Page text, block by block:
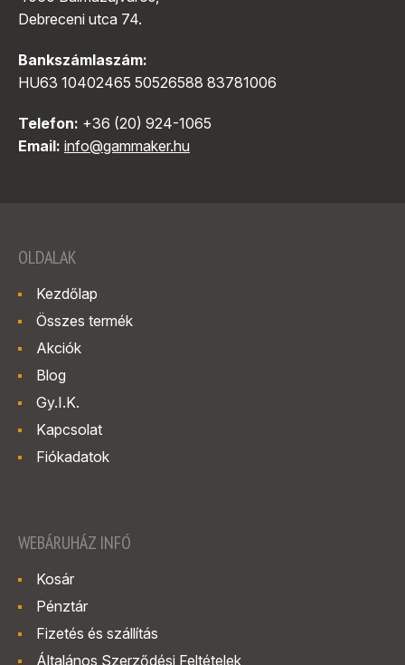
Debreceni utca 74.
Bankszámlaszám:
HU63 10402465 50526588 83781006
Telefon: +36 (20) 924-1065
Email: info@gammaker.hu
OLDALAK
Kezdőlap
Összes termék
Akciók
Blog
Gy.I.K.
Kapcsolat
Fiókadatok
WEBÁRUHÁZ INFÓ
Kosár
Pénztár
Fizetés és szállítás
Általános Szerződési Feltételek